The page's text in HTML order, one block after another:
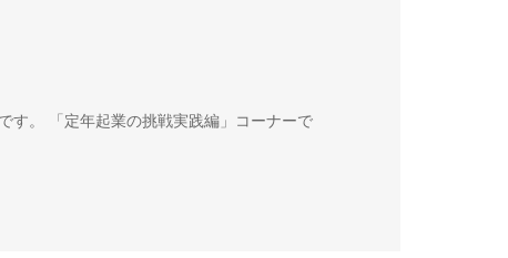
す。 「定年起業の挑戦実践編」コーナーで